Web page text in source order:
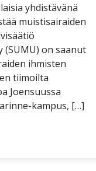
yhdistävänä
muistisairaiden
on saanut
ihmisten
tiimoilta
Joensuussa
kampus, […]